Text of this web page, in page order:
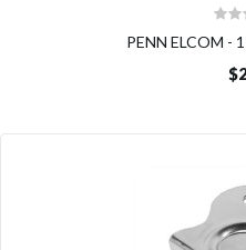
PENN ELCOM -